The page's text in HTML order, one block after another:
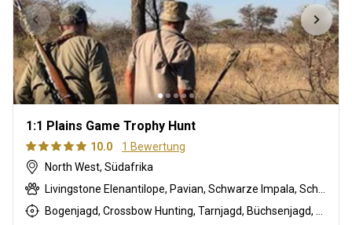
1:1 Plains Game Trophy Hunt
10.0
1 Bewertung
North West, Südafrika